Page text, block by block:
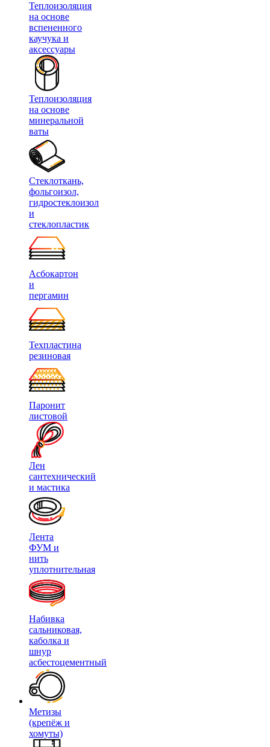
Теплоизоляция
на основе
вспененного
каучука и
аксессуары
Теплоизоляция
на основе
минеральной
ваты
Стеклоткань,
фольгоизол,
гидростеклоизол
и
стеклопластик
Асбокартон
и
пергамин
Техпластина
резиновая
Паронит
листовой
Лен
сантехнический
и мастика
Лента
ФУМ и
нить
уплотнительная
Набивка
сальниковая,
каболка и
шнур
асбестоцементный
Метизы
(крепёж и
хомуты)